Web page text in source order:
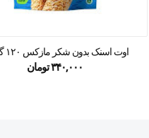
اوت اسنک بدون شکر مازکس ۱۲۰ گرمی
۳۴۰,۰۰۰تومان